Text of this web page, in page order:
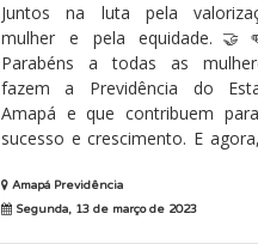
Juntos na luta pela
mulher e pela
Parabéns a todas as
fazem a Previdência do
Amapá e que contribuem
sucesso e crescimento. E agora, temos
diretoria...
Amapá Previdência
Segunda, 13 de março de 2023